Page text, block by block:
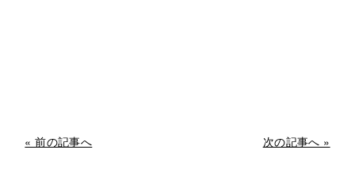
« 前の記事へ 次の記事へ »